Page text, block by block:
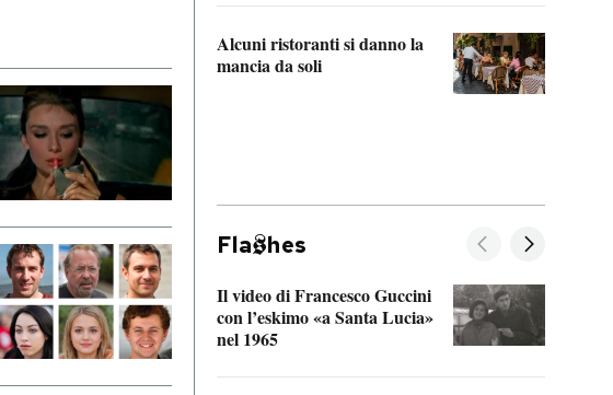
Alcuni ristoranti si danno la
mancia da soli
Fla hes
Il video di Francesco Guccini
con l’eskimo «a Santa Lucia»
nel 1965